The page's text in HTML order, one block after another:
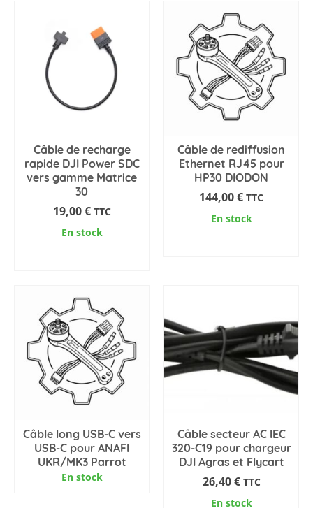
Câble de recharge
rapide DJI Power SDC
vers gamme Matrice
30
19,00€ TTC
En stock
Câble de rediffusion
Ethernet RJ45 pour
HP30 DIODON
144,00€ TTC
En stock
Câble long USB-C vers
USB-C pour ANAFI
UKR/MK3 Parrot
En stock
Câble secteur AC IEC
320-C19 pour chargeur
DJI Agras et Flycart
26,40€ TTC
En stock